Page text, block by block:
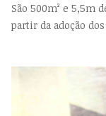
São 500m² e 5,5m
partir da adoção